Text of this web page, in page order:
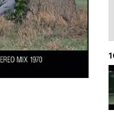
ユーライア・ヒープ / 2023年8月3
ジャーニー / 1979年5月8+9日 コロ